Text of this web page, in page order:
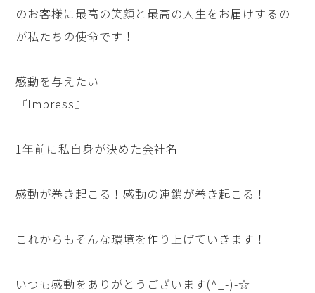
のお客様に最高の笑顔と最高の人生をお届けするの
が私たちの使命です！
感動を与えたい
『Impress』
1年前に私自身が決めた会社名
感動が巻き起こる！感動の連鎖が巻き起こる！
これからもそんな環境を作り上げていきます！
いつも感動をありがとうございます(^_-)-☆